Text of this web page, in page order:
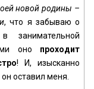
новой родины –
, что я забываю о
занимательной
оно проходит
! И, изысканно
оставил меня.